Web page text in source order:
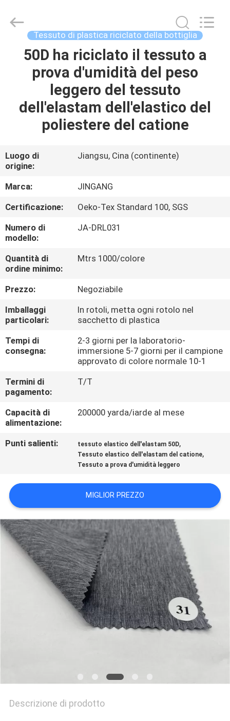
CASA
PRODOTTI
GIRO
DELLA
FABBRICA
CONTROLLO
DI
QUALITÀ
CONTATTICI
NOTIZIE
NEWS
SITO
PRIVACY
POLICY
Textile
Co.,Ltd.
Tessuto di plastica riciclato della bottiglia
50D ha riciclato il tessuto a
prova d'umidità del peso
leggero del tessuto
dell'elastam dell'elastico del
poliestere del catione
Luogo di
origine:
Jiangsu, Cina (continente)
Marca:
JINGANG
Certificazione:
Oeko-Tex Standard 100, SGS
Numero di
modello:
JA-DRL031
Quantità di
ordine minimo:
Mtrs 1000/colore
Prezzo:
Negoziabile
Imballaggi
particolari:
In rotoli, metta ogni rotolo nel
sacchetto di plastica
Tempi di
consegna:
2-3 giorni per la laboratorio-
immersione 5-7 giorni per il campione
approvato di colore normale 10-1
Termini di
pagamento:
T/T
Capacità di
alimentazione:
200000 yarda/iarde al mese
Punti salienti: tessuto elastico dell'elastam 50D,
Tessuto elastico dell'elastam del catione,
Tessuto a prova d'umidità leggero
MIGLIOR PREZZO
Descrizione di prodotto